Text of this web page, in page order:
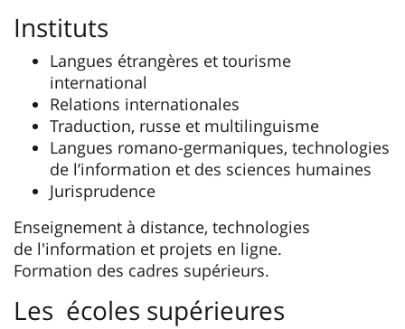
Instituts
Langues étrangères et tourisme
international
Relations internationales
Traduction, russe et multilinguisme
Langues romano-germaniques, technologies
de l’information et des sciences humaines
Jurisprudence
Enseignement à distance, technologies
de l'information et projets en ligne.
Formation des cadres supérieurs.
Les écoles supérieures